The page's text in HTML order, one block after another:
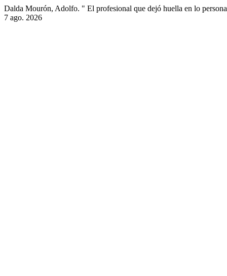
Dalda Mourón, Adolfo. " El profesional que dejó huella en lo
7 ago. 2026